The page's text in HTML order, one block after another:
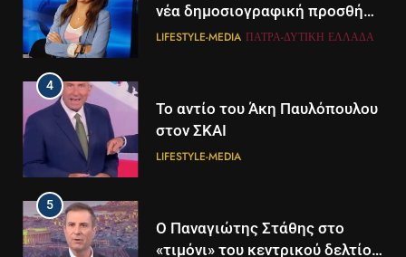
νέα δημοσιογραφική προσθήκη
του ΣΚΑΪ στην Πάτρα
LIFESTYLE-MEDIA ΠΆΤΡΑ-ΔΥΤΙΚΉ ΕΛΛΆΔΑ
4
Το αντίο του Άκη Παυλόπουλου
στον ΣΚΑΙ
LIFESTYLE-MEDIA
5
Ο Παναγιώτης Στάθης στο
«τιμόνι» του κεντρικού δελτίου
5
Διάστημα: Εντοπίστηκαν για
πρώτη φορά ενδείξεις για τον